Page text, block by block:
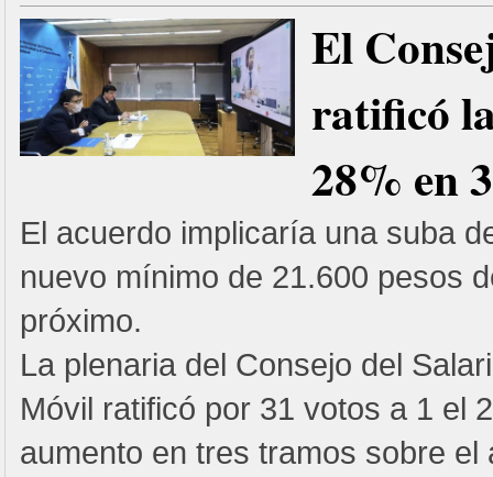
El
ratificó
28% en
El acuerdo implicaría una suba
nuevo mínimo de 21.600 pesos
próximo.
La plenaria del Consejo del
Móvil ratificó por 31 votos a 1 el
aumento en tres tramos sobre el